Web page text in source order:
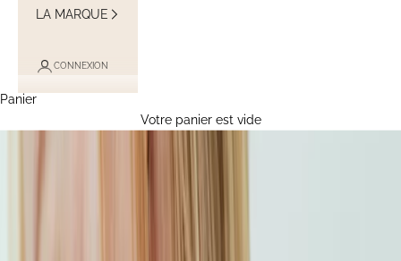
LA MARQUE
CONNEXION
Panier
Votre panier est vide